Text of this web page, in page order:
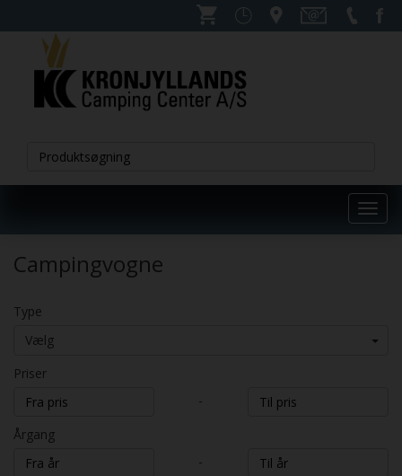
Campingvogne
Type
Vælg
Priser
-
Årgang
-